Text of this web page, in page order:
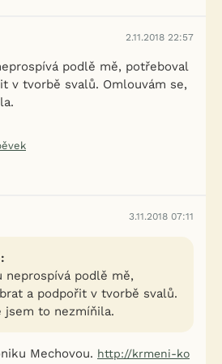
2.11.2018 22:57
podlě mě, potřeboval
v tvorbě svalů. Omlouvám se,
3.11.2018 07:11
neprospívá podlě mě,
a podpořit v tvorbě svalů.
jsem to nezmíňila.
Mechovou. http://krmeni-ko